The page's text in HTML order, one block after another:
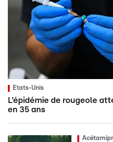
Etats-Unis
L'épidémie de rougeole
en 35 ans